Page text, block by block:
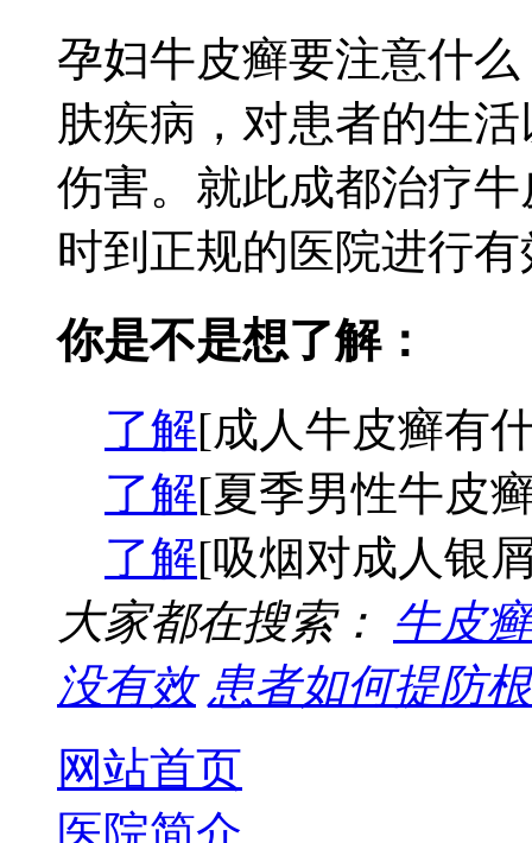
孕妇牛皮癣要注意什
肤疾病，对患者的生
伤害。就此成都治疗
时到正规的医院进行
你是不是想了解：
了解[成人牛皮癣有
了解[夏季男性牛皮
了解[吸烟对成人银
大家都在搜索： 牛皮
没有效 患者如何提防
网站首页